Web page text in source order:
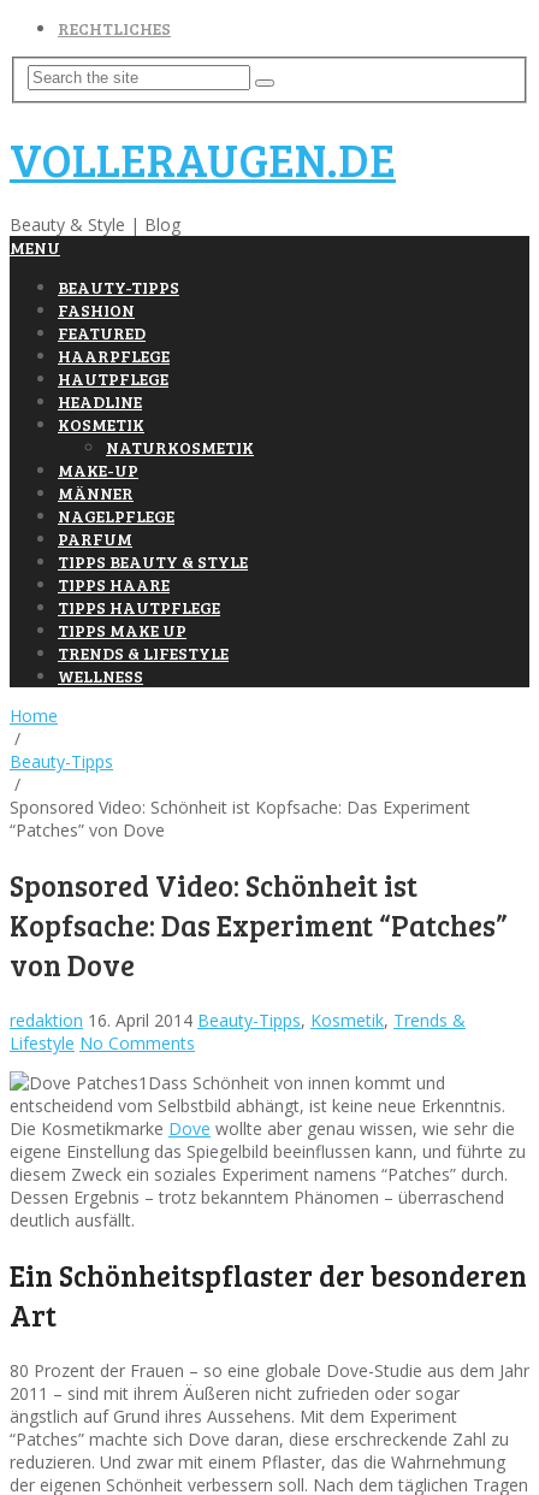
RECHTLICHES
VOLLERAUGEN.DE
Beauty & Style | Blog
MENU
BEAUTY-TIPPS
FASHION
FEATURED
HAARPFLEGE
HAUTPFLEGE
HEADLINE
KOSMETIK
NATURKOSMETIK
MAKE-UP
MÄNNER
NAGELPFLEGE
PARFUM
TIPPS BEAUTY & STYLE
TIPPS HAARE
TIPPS HAUTPFLEGE
TIPPS MAKE UP
TRENDS & LIFESTYLE
WELLNESS
Home
/
Beauty-Tipps
/
Sponsored Video: Schönheit ist Kopfsache: Das Experiment
“Patches” von Dove
Sponsored Video: Schönheit ist
Kopfsache: Das Experiment “Patches”
von Dove
redaktion 16. April 2014 Beauty-Tipps, Kosmetik, Trends &
Lifestyle No Comments
Dass Schönheit von innen kommt und
entscheidend vom Selbstbild abhängt, ist keine neue Erkenntnis.
Die Kosmetikmarke Dove wollte aber genau wissen, wie sehr die
eigene Einstellung das Spiegelbild beeinflussen kann, und führte zu
diesem Zweck ein soziales Experiment namens “Patches” durch.
Dessen Ergebnis – trotz bekanntem Phänomen – überraschend
deutlich ausfällt.
Ein Schönheitspflaster der besonderen
Art
80 Prozent der Frauen – so eine globale Dove-Studie aus dem Jahr
2011 – sind mit ihrem Äußeren nicht zufrieden oder sogar
ängstlich auf Grund ihres Aussehens. Mit dem Experiment
“Patches” machte sich Dove daran, diese erschreckende Zahl zu
reduzieren. Und zwar mit einem Pflaster, das die Wahrnehmung
der eigenen Schönheit verbessern soll. Nach dem täglichen Tragen